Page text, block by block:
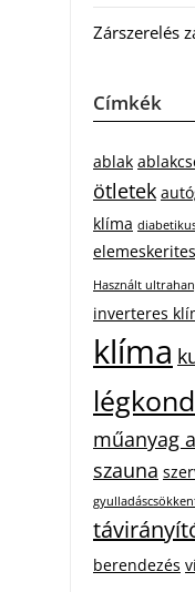
Zárszerelés
Címkék
ablak
ötletek
klíma
elemeskerites
Használt
inverteres
klíma
műanyag
szauna
berendezés